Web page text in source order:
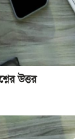
উত্তর